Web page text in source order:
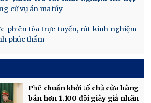
cứ vụ án ma túy
phiên tòa trực tuyến, rút kinh nghiệm
phúc thẩm
Phê chuẩn khởi tố chủ cửa hàng
bán hơn 1.100 đôi giày giả nhãn